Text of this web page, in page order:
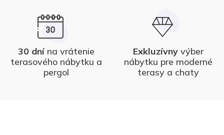
30 dnína vrátenie
terasového nábytku a
pergol
Exkluzívnyvýber
nábytku pre moderné
terasy a chaty